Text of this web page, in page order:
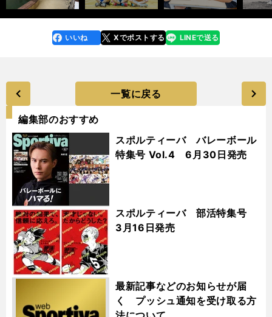
faceboo
k
いいね Xでポストする
line LINEで送る
一覧に戻る
編集部のおすすめ
スポルティーバ バレーボール
特集号 Vol.4 6月30日発売
スポルティーバ 部活特集号
3月16日発売
最新記事などのお知らせが届
く プッシュ通知を受け取る方